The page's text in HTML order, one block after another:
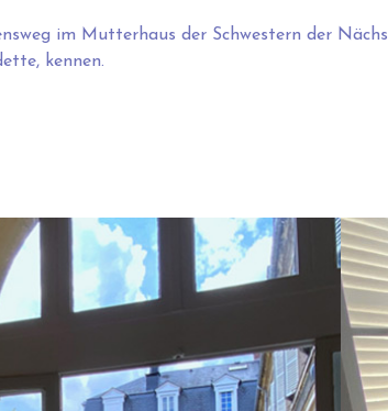
im Mutterhaus der Schwestern der
kennen.